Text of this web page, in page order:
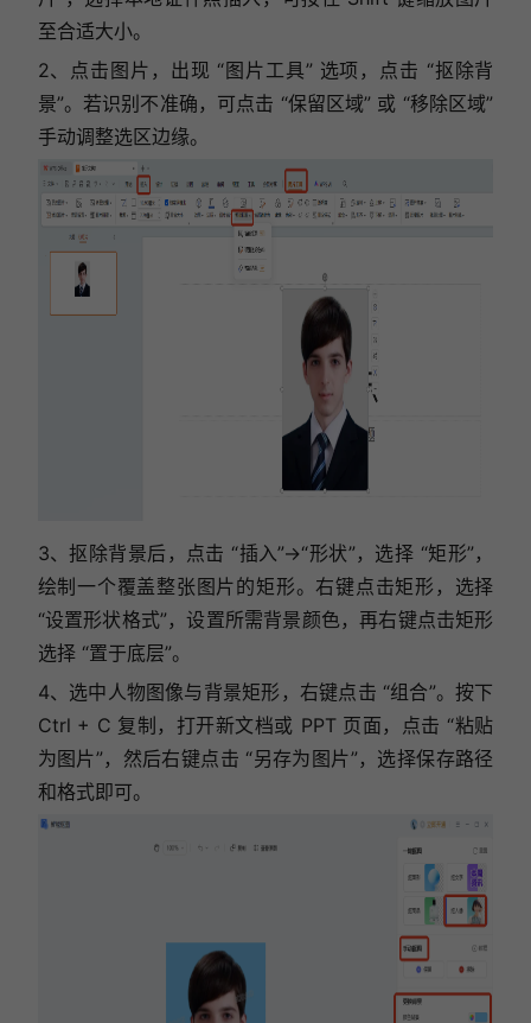
至合适大小。
2、点击图片，出现 “图片工具” 选项，点击 “抠除背
景”。若识别不准确，可点击 “保留区域” 或 “移除区域”
手动调整选区边缘。
3、抠除背景后，点击 “插入”→“形状”，选择 “矩形”，
绘制一个覆盖整张图片的矩形。右键点击矩形，选择
“设置形状格式”，设置所需背景颜色，再右键点击矩形
选择 “置于底层”。
4、选中人物图像与背景矩形，右键点击 “组合”。按下
Ctrl + C 复制，打开新文档或 PPT 页面，点击 “粘贴
为图片”，然后右键点击 “另存为图片”，选择保存路径
和格式即可。